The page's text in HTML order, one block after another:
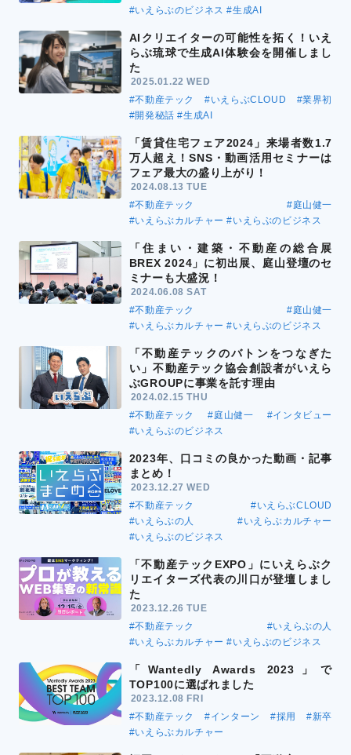
#いえらぶのビジネス #生成AI
AIクリエイターの可能性を拓く！いえ
らぶ琉球で生成AI体験会を開催しまし
た
2025.01.22 WED
#不動産テック
#いえらぶCLOUD
#業界初
#開発秘話 #生成AI
「賃貸住宅フェア2024」来場者数1.7
万人超え！SNS・動画活用セミナーは
フェア最大の盛り上がり！
2024.08.13 TUE
#不動産テック
#庭山健一
#いえらぶカルチャー #いえらぶのビジネス
「住まい・建築・不動産の総合展
BREX 2024」に初出展、庭山登壇のセ
ミナーも大盛況！
2024.06.08 SAT
#不動産テック
#庭山健一
#いえらぶカルチャー #いえらぶのビジネス
「不動産テックのバトンをつなぎた
い」不動産テック協会創設者がいえら
ぶGROUPに事業を託す理由
2024.02.15 THU
#不動産テック
#庭山健一
#インタビュー
#いえらぶのビジネス
2023年、口コミの良かった動画・記事
まとめ！
2023.12.27 WED
#不動産テック
#いえらぶCLOUD
#いえらぶの人
#いえらぶカルチャー
#いえらぶのビジネス
「不動産テックEXPO」にいえらぶク
リエイターズ代表の川口が登壇しまし
た
2023.12.26 TUE
#不動産テック
#いえらぶの人
#いえらぶカルチャー #いえらぶのビジネス
「Wantedly Awards 2023」で
TOP100に選ばれました
2023.12.08 FRI
#不動産テック
#インターン #採用
#新卒
#いえらぶカルチャー